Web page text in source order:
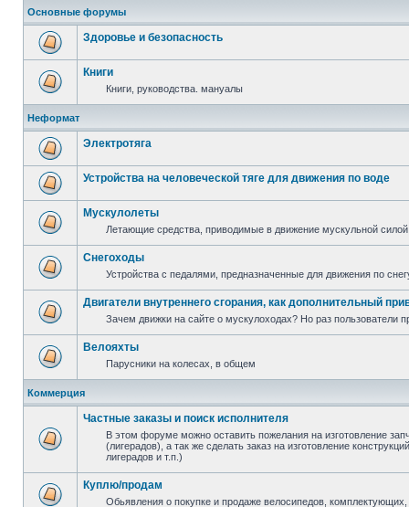
Основные форумы
Здоровье и безопасность
Книги
Книги, руководства. мануалы
Неформат
Электротяга
Устройства на человеческой тяге для движения по воде
Мускулолеты
Летающие средства, приводимые в движение мускульной силой
Снегоходы
Устройства с педалями, предназначенные для движения по
Двигатели внутреннего сгорания, как дополнительный
Зачем движки на сайте о мускулоходах? Но раз пользователи
Велояхты
Парусники на колесах, в общем
Коммерция
Частные заказы и поиск исполнителя
В этом форуме можно оставить пожелания на изготовление
(лигерадов), а так же сделать заказ на изготовление
лигерадов и т.п.)
Куплю/продам
Обьявления о покупке и продаже велосипедов,